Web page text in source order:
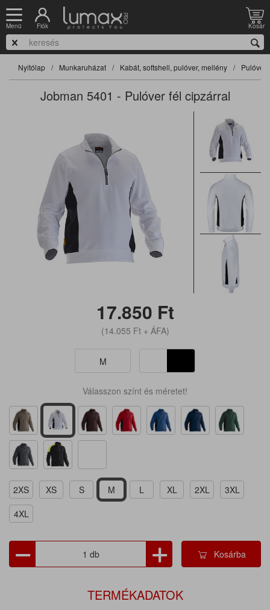
Menü Fiók Kosár
Nyitólap Munkaruházat Kabát, softshell, pulóver, mellény Pulóver
Jobman 5401 - Pulóver fél cipzárral
17.850 Ft
(14.055 Ft+ ÁFA)
M
Válasszon színt és méretet!
2XS XS S M L XL 2XL
3XL
4XL
Kosárba
TERMÉKADATOK